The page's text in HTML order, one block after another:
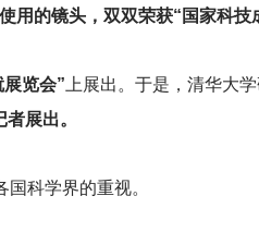
用的镜头，双双荣获“国家科技
览会” 上展出。于是，清华大
展出。
科学界的重视。